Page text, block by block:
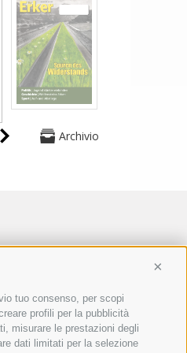
tuo consenso, per scopi
profili per la pubblicità
misurare le prestazioni degli
dati limitati per la selezione
Archivio